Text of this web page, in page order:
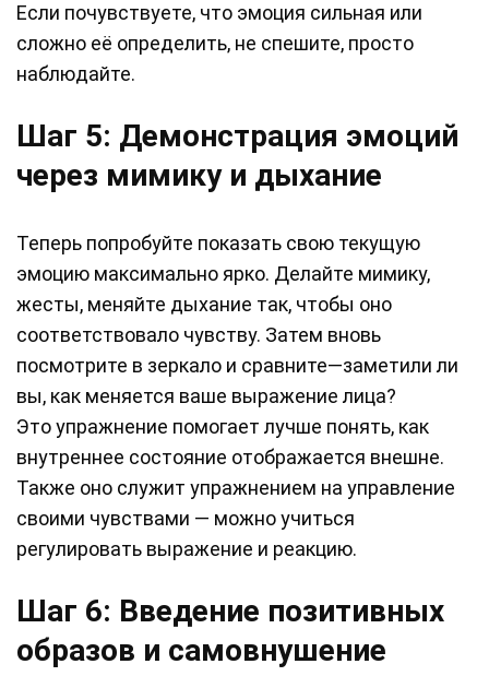
Если почувствуете, что эмоция сильная или
сложно её определить, не спешите, просто
наблюдайте.
Шаг 5: Демонстрация эмоций
через мимику и дыхание
Теперь попробуйте показать свою текущую
эмоцию максимально ярко. Делайте мимику,
жесты, меняйте дыхание так, чтобы оно
соответствовало чувству. Затем вновь
посмотрите в зеркало и сравните—заметили ли
вы, как меняется ваше выражение лица?
Это упражнение помогает лучше понять, как
внутреннее состояние отображается внешне.
Также оно служит упражнением на управление
своими чувствами — можно учиться
регулировать выражение и реакцию.
Шаг 6: Введение позитивных
образов и самовнушение